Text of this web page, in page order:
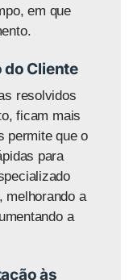
em que
do Cliente
resolvidos
ficam mais
permite que o
para
melhorando a
a
às